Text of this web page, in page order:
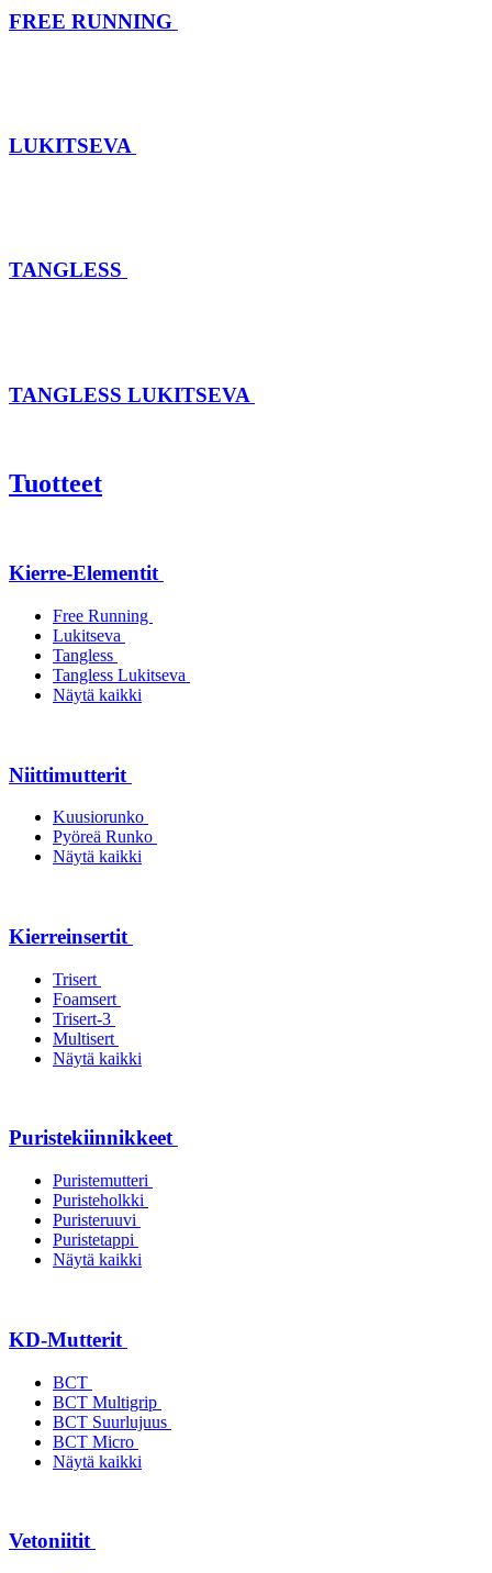
FREE RUNNING
LUKITSEVA
TANGLESS
TANGLESS LUKITSEVA
Tuotteet
Kierre-Elementit
Free Running
Lukitseva
Tangless
Tangless Lukitseva
Näytä kaikki
Niittimutterit
Kuusiorunko
Pyöreä Runko
Näytä kaikki
Kierreinsertit
Trisert
Foamsert
Trisert-3
Multisert
Näytä kaikki
Puristekiinnikkeet
Puristemutteri
Puristeholkki
Puristeruuvi
Puristetappi
Näytä kaikki
KD-Mutterit
BCT
BCT Multigrip
BCT Suurlujuus
BCT Micro
Näytä kaikki
Vetoniitit